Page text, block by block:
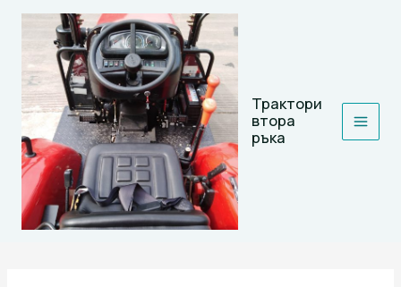
Skip
Трактори
втора
ръка